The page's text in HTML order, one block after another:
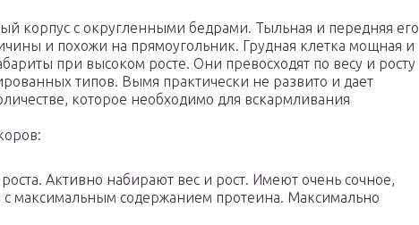
корпус с округленными бедрами. Тыльная и передняя его
и похожи на прямоугольник. Грудная клетка мощная и
при высоком росте. Они превосходят по весу и росту
типов. Вымя практически не развито и дает
которое необходимо для вскармливания
Активно набирают вес и рост. Имеют очень сочное,
максимальным содержанием протеина. Максимально